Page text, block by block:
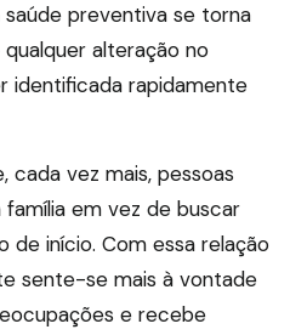
preventiva se torna
alteração no
identificada rapidamente
cada vez mais, pessoas
em vez de buscar
de início. Com essa relação
sente-se mais à vontade
e recebe